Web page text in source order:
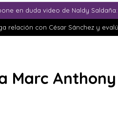
en duda video de Naldy
relación con César Sánchez y
Marc